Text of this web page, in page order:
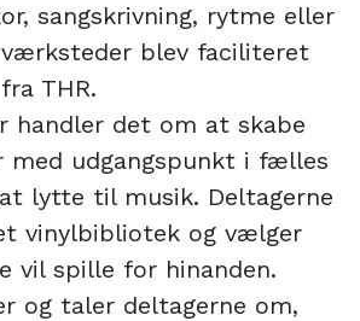
sangskrivning, rytme eller
blev faciliteret
THR.
handler det om at skabe
med udgangspunkt i fælles
lytte til musik. Deltagerne
vinylbibliotek og vælger
vil spille for hinanden.
og taler deltagerne om,